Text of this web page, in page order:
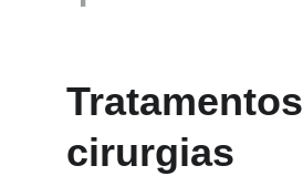
cirurgias